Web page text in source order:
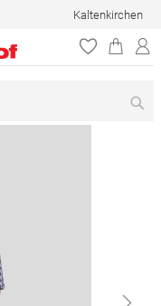
Kaltenkirchen